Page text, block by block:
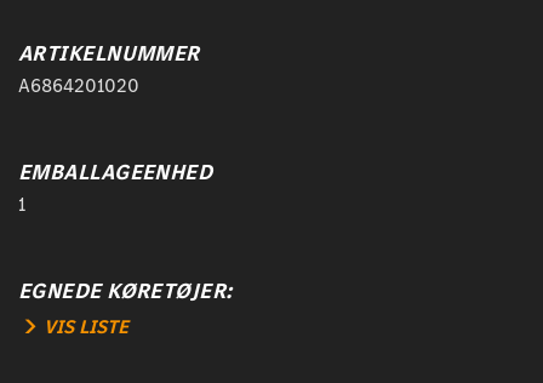
ARTIKELNUMMER
A6864201020
EMBALLAGEENHED
1
EGNEDE KØRETØJER:
VIS LISTE